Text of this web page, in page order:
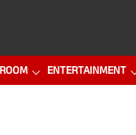
ENTERTAINMENT